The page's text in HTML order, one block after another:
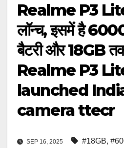
Realme P3
लॉन्च, इसमें है
बैटरी और 18GB
Realme P3
launched
camera ttecr
SEP 16, 2025 #18GB,